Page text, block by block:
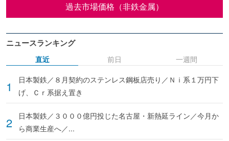
過去市場価格（非鉄金属）
ニュースランキング
直近
日本製鉄／８月契約のステンレス鋼板店売り／Ｎｉ系１万円下
げ、Ｃｒ系据え置き
日本製鉄／３０００億円投じた名古屋・新熱延ライン／今月か
ら商業生産へ／...
前日 一週間